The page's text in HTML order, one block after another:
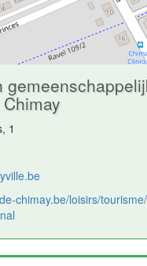
1
chimay.be/loisirs/